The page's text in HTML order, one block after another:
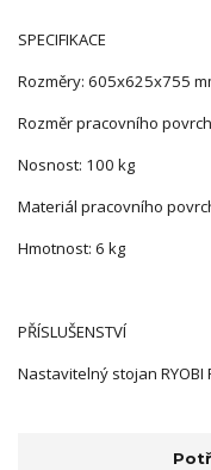
SPECIFIKACE
Rozměry: 605x625x755
Rozměr pracovního
Nosnost: 100 kg
Materiál pracovního
Hmotnost: 6 kg
PŘÍSLUŠENSTVÍ
Nastavitelný stojan RYOBI